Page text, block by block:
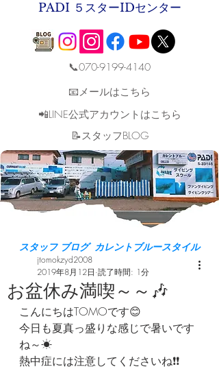
PADI ５スターIDセンター
📞070-9199-4140
📧メールはこちら
📲LINE公式アカウントはこちら
​📝スタッフBLOG
スタッフ ブログ カレントブルースタイル
お盆休み満喫～～🎶
jtomokzyd2008
2019年8月12日 読了時間: 1分
こんにちはTOMOです😊
今日も夏真っ盛りな感じで暑いです
ね～☀
熱中症には注意してくださいね❗❗